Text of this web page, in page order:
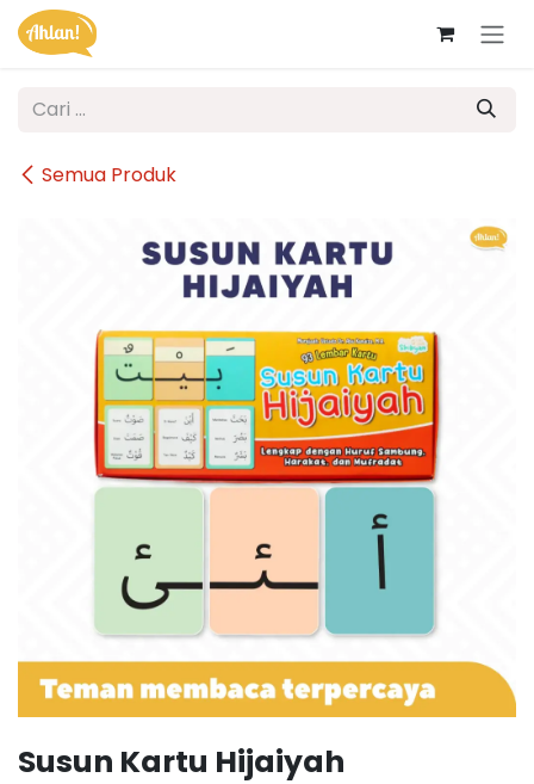
Skip ke Konten
Semua Produk
Susun Kartu Hijaiyah